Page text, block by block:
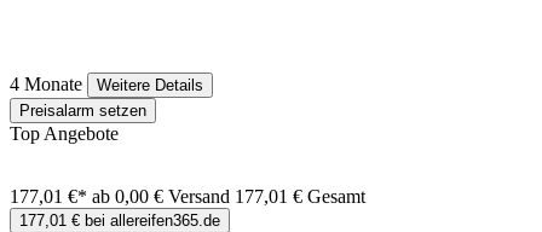
4 Monate
Weitere Details
Preisalarm setzen
Top Angebote
177,01 €* ab 0,00 € Versand 177,01 € Gesamt
177,01 € bei allereifen365.de